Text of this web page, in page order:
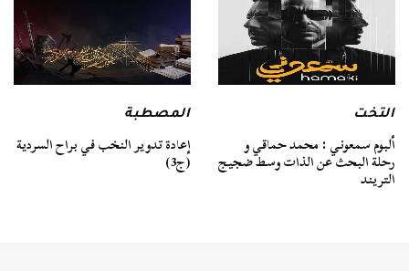
التخت
ألبوم سمعوني : محمد حماقي و
رحلة البحث عن الذات وسط ضجيج
التريند
المصطبة
إعادة تدوير النخب في براح السردية
(ج3)